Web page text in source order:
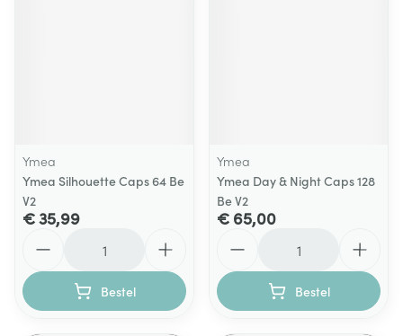
Ymea
Ymea Silhouette Caps 64 Be
V2
€ 35,99
Bestel
Ymea
Ymea Day & Night Caps 128
Be V2
€ 65,00
Bestel